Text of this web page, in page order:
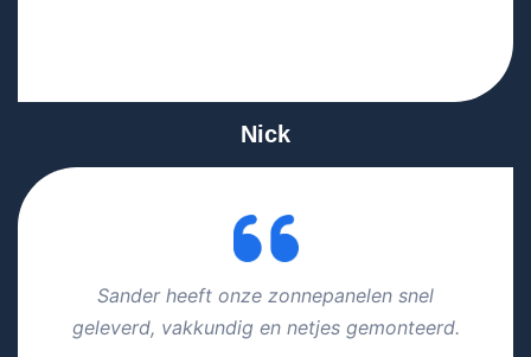
Nick
Sander heeft onze zonnepanelen snel
geleverd, vakkundig en netjes gemonteerd.